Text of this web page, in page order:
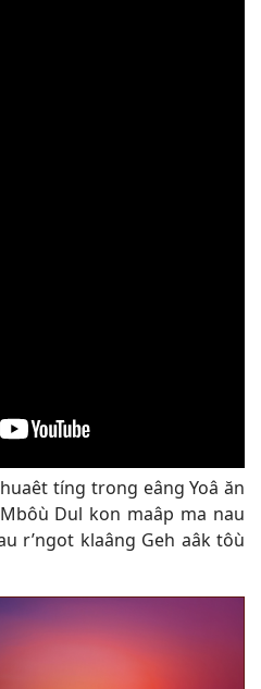
tíng trong eâng Yoâ ăn
Dul kon maâp ma nau
r’ngot klaâng Geh aâk tôù